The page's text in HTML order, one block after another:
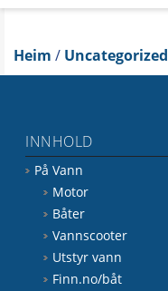
Heim / Uncategorized
INNHOLD
På Vann
Motor
Båter
Vannscooter
Utstyr vann
Finn.no/båt